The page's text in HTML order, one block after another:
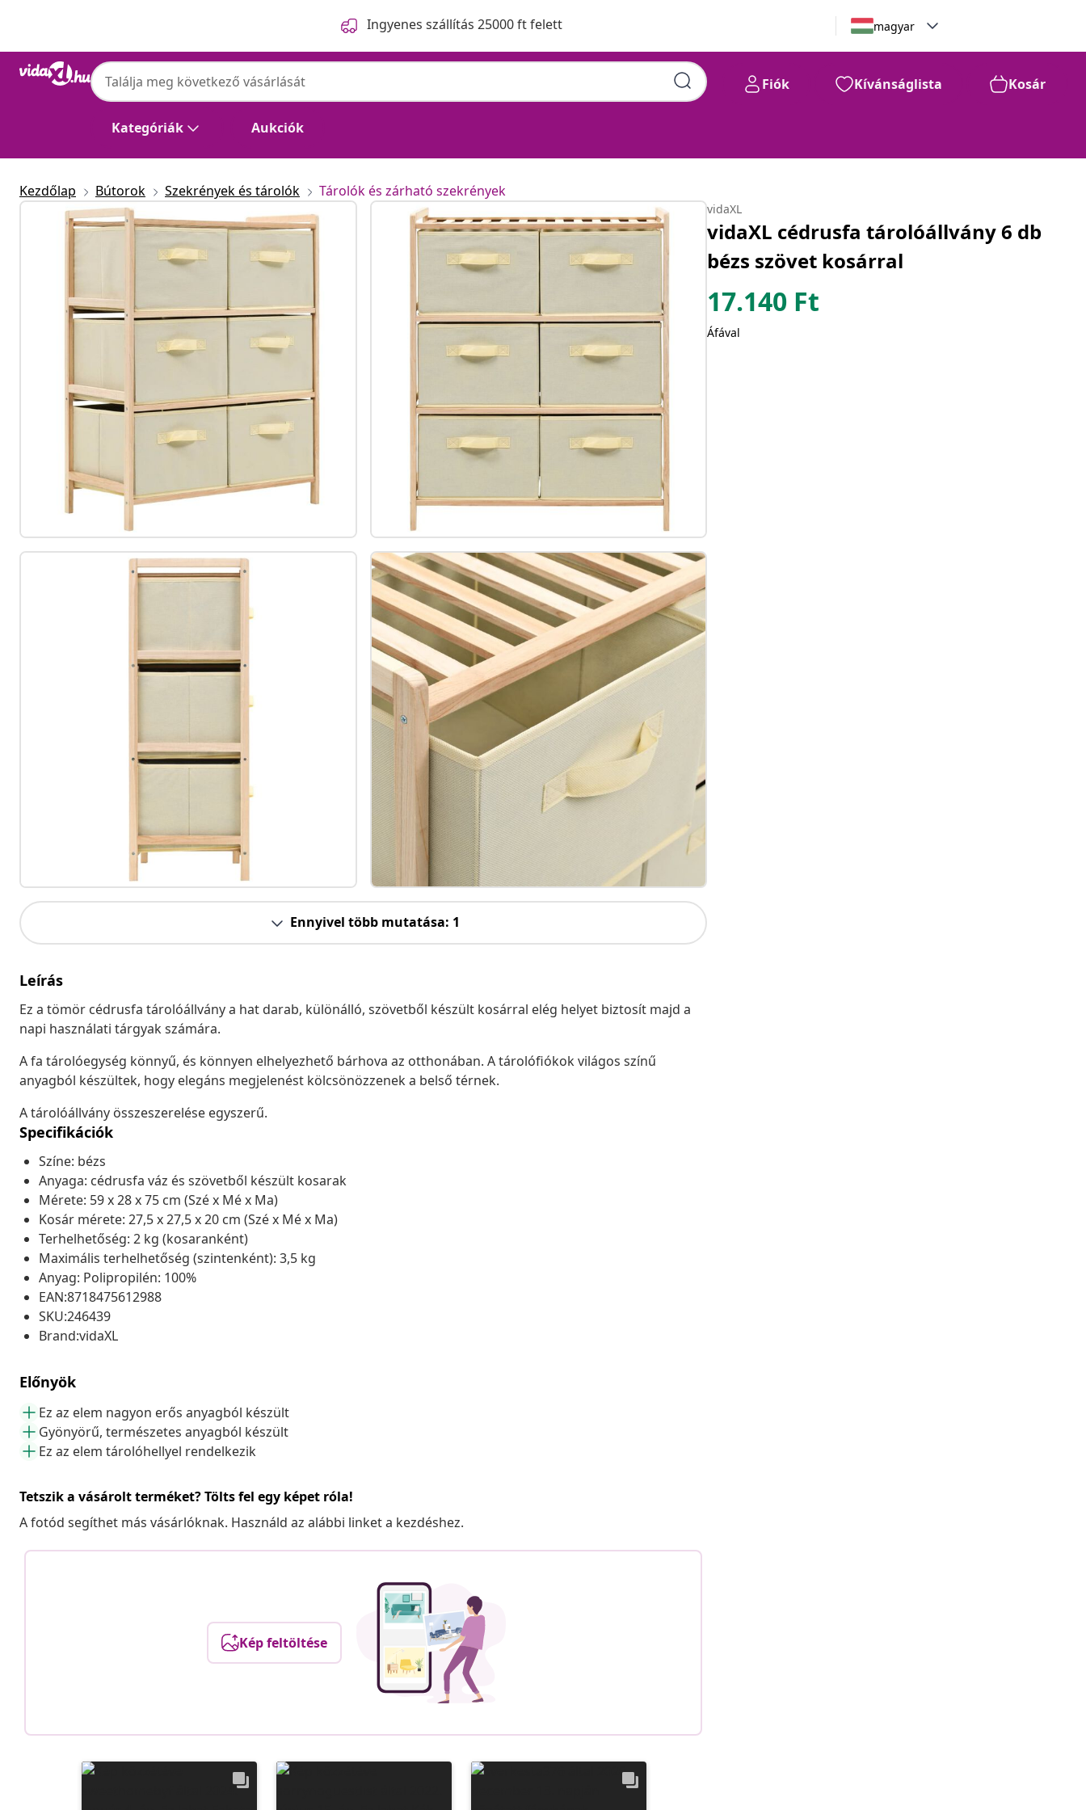
Ingyenes szállítás 25000 ft felett magyar
Kategóriák Aukciók
Fiók Kívánságlista Kosár
Kezdőlap Bútorok Szekrények és tárolók Tárolók és zárható szekrények
Ennyivel több mutatása: 1
Leírás
Ez a tömör cédrusfa tárolóállvány a hat darab, különálló, szövetből készült kosárral elég helyet biztosít majd a
napi használati tárgyak számára.
A fa tárolóegység könnyű, és könnyen elhelyezhető bárhova az otthonában. A tárolófiókok világos színű
anyagból készültek, hogy elegáns megjelenést kölcsönözzenek a belső térnek.
A tárolóállvány összeszerelése egyszerű.
Specifikációk
Színe: bézs
Anyaga: cédrusfa váz és szövetből készült kosarak
Mérete: 59 x 28 x 75 cm (Szé x Mé x Ma)
Kosár mérete: 27,5 x 27,5 x 20 cm (Szé x Mé x Ma)
Terhelhetőség: 2 kg (kosaranként)
Maximális terhelhetőség (szintenként): 3,5 kg
Anyag: Polipropilén: 100%
EAN:8718475612988
SKU:246439
Brand:vidaXL
Előnyök
Ez az elem nagyon erős anyagból készült
Gyönyörű, természetes anyagból készült
Ez az elem tárolóhellyel rendelkezik
Tetszik a vásárolt terméket? Tölts fel egy képet róla!
A fotód segíthet más vásárlóknak. Használd az alábbi linket a kezdéshez.
Kép feltöltése
vidaXL
vidaXL cédrusfa tárolóállvány 6 db
bézs szövet kosárral
17.140 Ft
Áfával